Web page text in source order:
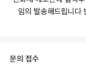
임의 발송해드립니다
문의 접수